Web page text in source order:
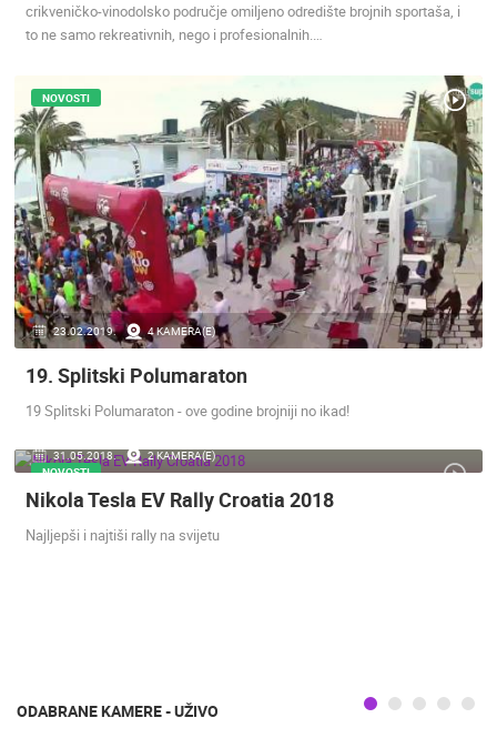
UŽIVO 0 GLEDATELJ(A)
SENJ UŽIVO – PARK KNJIŽEVNIKA I VELEBITSKI KANAL
UŽIVO
MRKOPALJ
KATEGORIJE KAMERA
NAJBOLJE S WEBA GRADOVI I MJESTA
HD - OKRETNE KAMERE GRADILIŠTA SKIJANJE I SNIJEG
PLAŽE MARINE I LUČICE ZOO
DOGAĐANJA I ZANIMLJIVOSTI TRANSPORT I PROMET
ZNAMENITOSTI SVJETSKA BAŠTINA SPORT
crikveničko-vinodolsko područje omiljeno odredište brojnih sportaša, i
to ne samo rekreativnih, nego i profesionalnih.…
23.02.2019. 4 KAMERA(E)
NOVOSTI
19. Splitski Polumaraton
19 Splitski Polumaraton - ove godine brojniji no ikad!
31.05.2018.
2 KAMERA(E)
NOVOSTI
Nikola Tesla EV Rally Croatia 2018
Najljepši i najtiši rally na svijetu
ODABRANE KAMERE - UŽIVO